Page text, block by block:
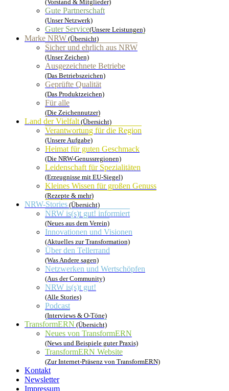
(Vorstand & Mitglieder)
Gute Partnerschaft
(Unser Netzwerk)
Guter Service(Unsere Leistungen)
Marke NRW (Übersicht)
Sicher und ehrlich aus NRW
(Unser Zeichen)
Ausgezeichnete Betriebe
(Das Betriebszeichen)
Geprüfte Qualität
(Das Produktzeichen)
Für alle
(Die Zeichennutzer)
Land der Vielfalt(Übersicht)
Verantwortung für die Region
(Unsere Aufgabe)
Heimat für guten Geschmack
(Die NRW-Genussregionen)
Leidenschaft für Spezialitäten
(Erzeugnisse mit EU-Siegel)
Kleines Wissen für großen Genuss
(Rezepte & mehr)
NRW-Stories (Übersicht)
NRW is(s)t gut! informiert
(Neues aus dem Verein)
Innovationen und Visionen
(Aktuelles zur Transformation)
Über den Tellerrand
(Was Andere sagen)
Netzwerken und Wertschöpfen
(Aus der Community)
NRW is(s)t gut!
(Alle Stories)
Podcast
(Interviews & O-Töne)
TransformERN (Übersicht)
Neues von TransformERN
(News und Beispiele guter Praxis)
TransformERN Website
(Zur Internet-Präsenz von TransformERN)
Kontakt
Newsletter
Impressum